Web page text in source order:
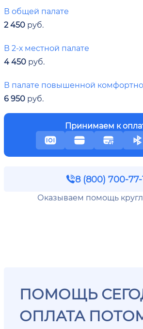
В общей палате
2 450 руб.
В 2-х местной палате
4 450 руб.
В палате повышенной
6 950 руб.
Принимаем к
8 (800) 700-77-
Оказываем помощь
ПОМОЩЬ
ОПЛАТА